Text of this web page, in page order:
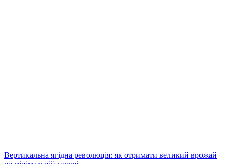
Вертикальна ягідна революція: як отримати великий врожай